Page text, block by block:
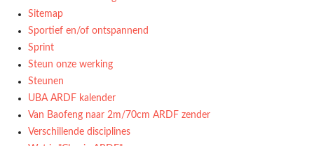
Sitemap
Sportief en/of ontspannend
Sprint
Steun onze werking
Steunen
UBA ARDF kalender
Van Baofeng naar 2m/70cm ARDF zender
Verschillende disciplines